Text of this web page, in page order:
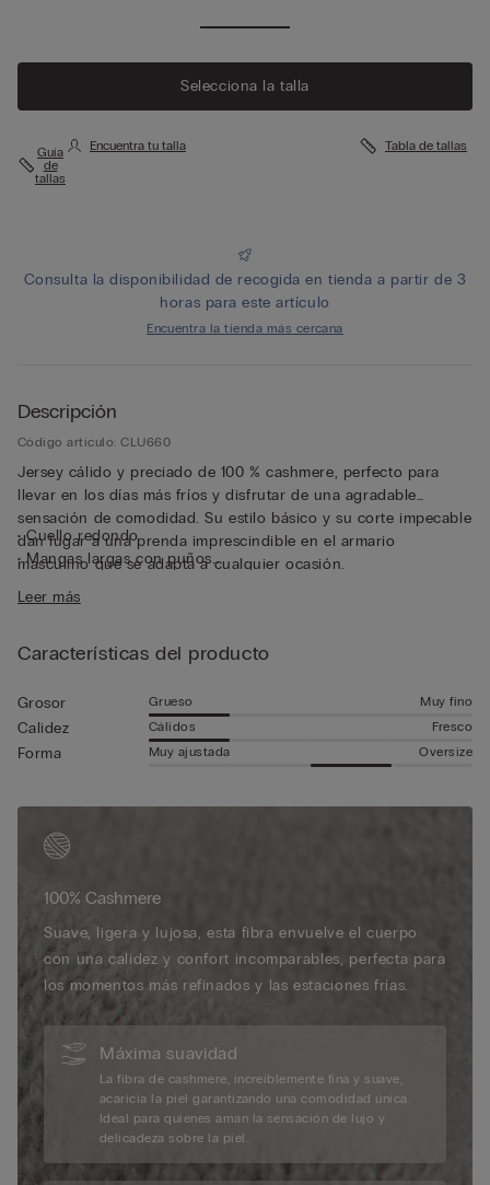
Selecciona la talla
Guía
de
tallas
Encuentra tu talla Tabla de tallas
Consulta la disponibilidad de recogida en tienda a partir de 3
horas para este artículo
Encuentra la tienda más cercana
Descripción
Código artículo: CLU660
Jersey cálido y preciado de 100 % cashmere, perfecto para
llevar en los días más fríos y disfrutar de una agradable
sensación de comodidad. Su estilo básico y su corte impecable
dan lugar a una prenda imprescindible en el armario
masculino que se adapta a cualquier ocasión.
• Cuello redondo
• Mangas largas con puños
• Corte recto
• El modelo mide 185 cm y lleva la talla L
Leer más
Características del producto
Grosor Grueso Muy fino
Calidez Cálidos Fresco
Forma Muy ajustada Oversize
100% Cashmere
Suave, ligera y lujosa, esta fibra envuelve el cuerpo
con una calidez y confort incomparables, perfecta para
los momentos más refinados y las estaciones frías.
Máxima suavidad
La fibra de cashmere, increíblemente fina y suave,
acaricia la piel garantizando una comodidad única.
Ideal para quienes aman la sensación de lujo y
delicadeza sobre la piel.